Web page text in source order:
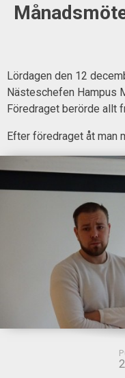
Lördagen den 12
Nästeschefen Hampus
Föredraget berörde allt
Efter föredraget åt man